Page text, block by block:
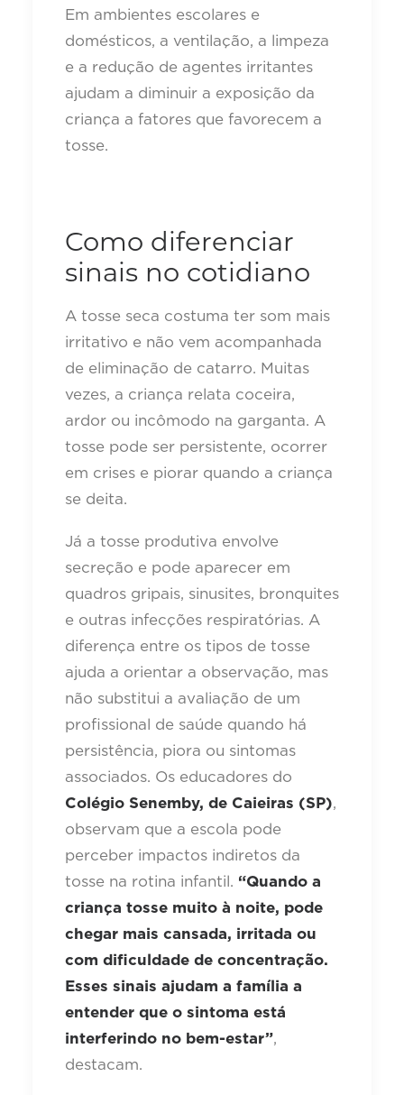
Em ambientes escolares e
domésticos, a ventilação, a limpeza
e a redução de agentes irritantes
ajudam a diminuir a exposição da
criança a fatores que favorecem a
tosse.
Como diferenciar
sinais no cotidiano
A tosse seca costuma ter som mais
irritativo e não vem acompanhada
de eliminação de catarro. Muitas
vezes, a criança relata coceira,
ardor ou incômodo na garganta. A
tosse pode ser persistente, ocorrer
em crises e piorar quando a criança
se deita.
Já a tosse produtiva envolve
secreção e pode aparecer em
quadros gripais, sinusites, bronquites
e outras infecções respiratórias. A
diferença entre os tipos de tosse
ajuda a orientar a observação, mas
não substitui a avaliação de um
profissional de saúde quando há
persistência, piora ou sintomas
associados. Os educadores do
Colégio Senemby, de Caieiras (SP),
observam que a escola pode
perceber impactos indiretos da
tosse na rotina infantil. “Quando a
criança tosse muito à noite, pode
chegar mais cansada, irritada ou
com dificuldade de concentração.
Esses sinais ajudam a família a
entender que o sintoma está
interferindo no bem-estar”,
destacam.